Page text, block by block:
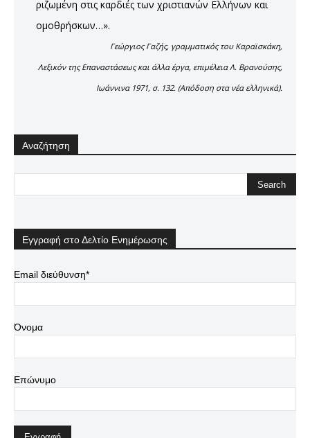
ριζωμένη στις καρδιές των χριστιανών Ελλήνων και
ομοθρήσκων…».
Γεώργιος Γαζής, γραμματικός του Καραϊσκάκη,
Λεξικόν της Επαναστάσεως και άλλα έργα, επιμέλεια Λ. Βρανούσης,
Ιωάννινα 1971, σ. 132. (Απόδοση στα νέα ελληνικά).
Αναζήτηση
Εγγραφή στο Δελτίο Ενημέρωσης
Email διεύθυνση*
Όνομα
Επώνυμο